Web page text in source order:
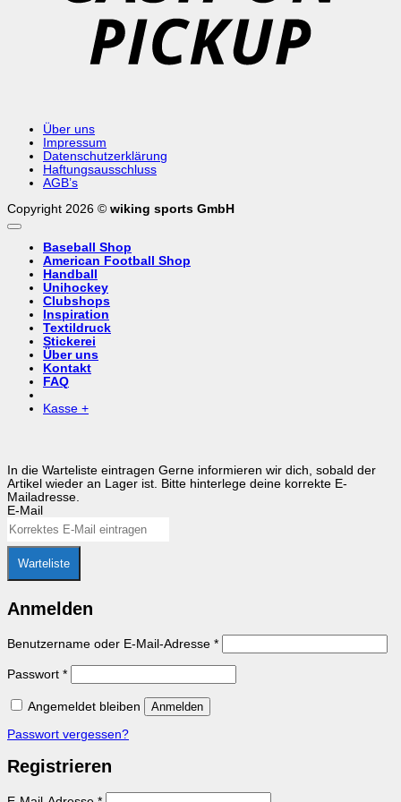
Über uns
Impressum
Datenschutzerklärung
Haftungsausschluss
AGB’s
Copyright 2026 © wiking sports GmbH
Baseball Shop
American Football Shop
Handball
Unihockey
Clubshops
Inspiration
Textildruck
Stickerei
Über uns
Kontakt
FAQ
Kasse +
In die Warteliste eintragen Gerne informieren wir dich, sobald der
Artikel wieder an Lager ist. Bitte hinterlege deine korrekte E-
Mailadresse.
E-Mail
Warteliste
Anmelden
Benutzername oder E-Mail-Adresse *Erforderlich
Passwort *Erforderlich
Angemeldet bleiben Anmelden
Passwort vergessen?
Registrieren
Erforderlich